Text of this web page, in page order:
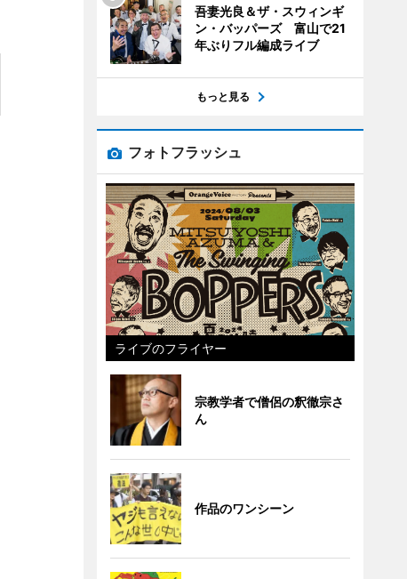
吾妻光良＆ザ・スウィンギ
ン・バッパーズ 富山で21
年ぶりフル編成ライブ
もっと見る
フォトフラッシュ
ライブのフライヤー
宗教学者で僧侶の釈徹宗さ
ん
作品のワンシーン